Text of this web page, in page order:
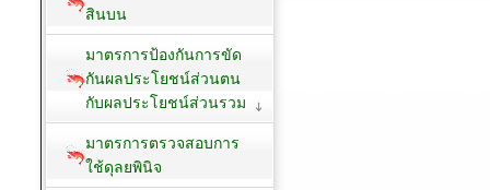
สินบน
มาตรการป้องกันการขัด
กันผลประโยชน์ส่วนตน
กับผลประโยชน์ส่วนรวม
มาตรการตรวจสอบการ
ใช้ดุลยพินิจ